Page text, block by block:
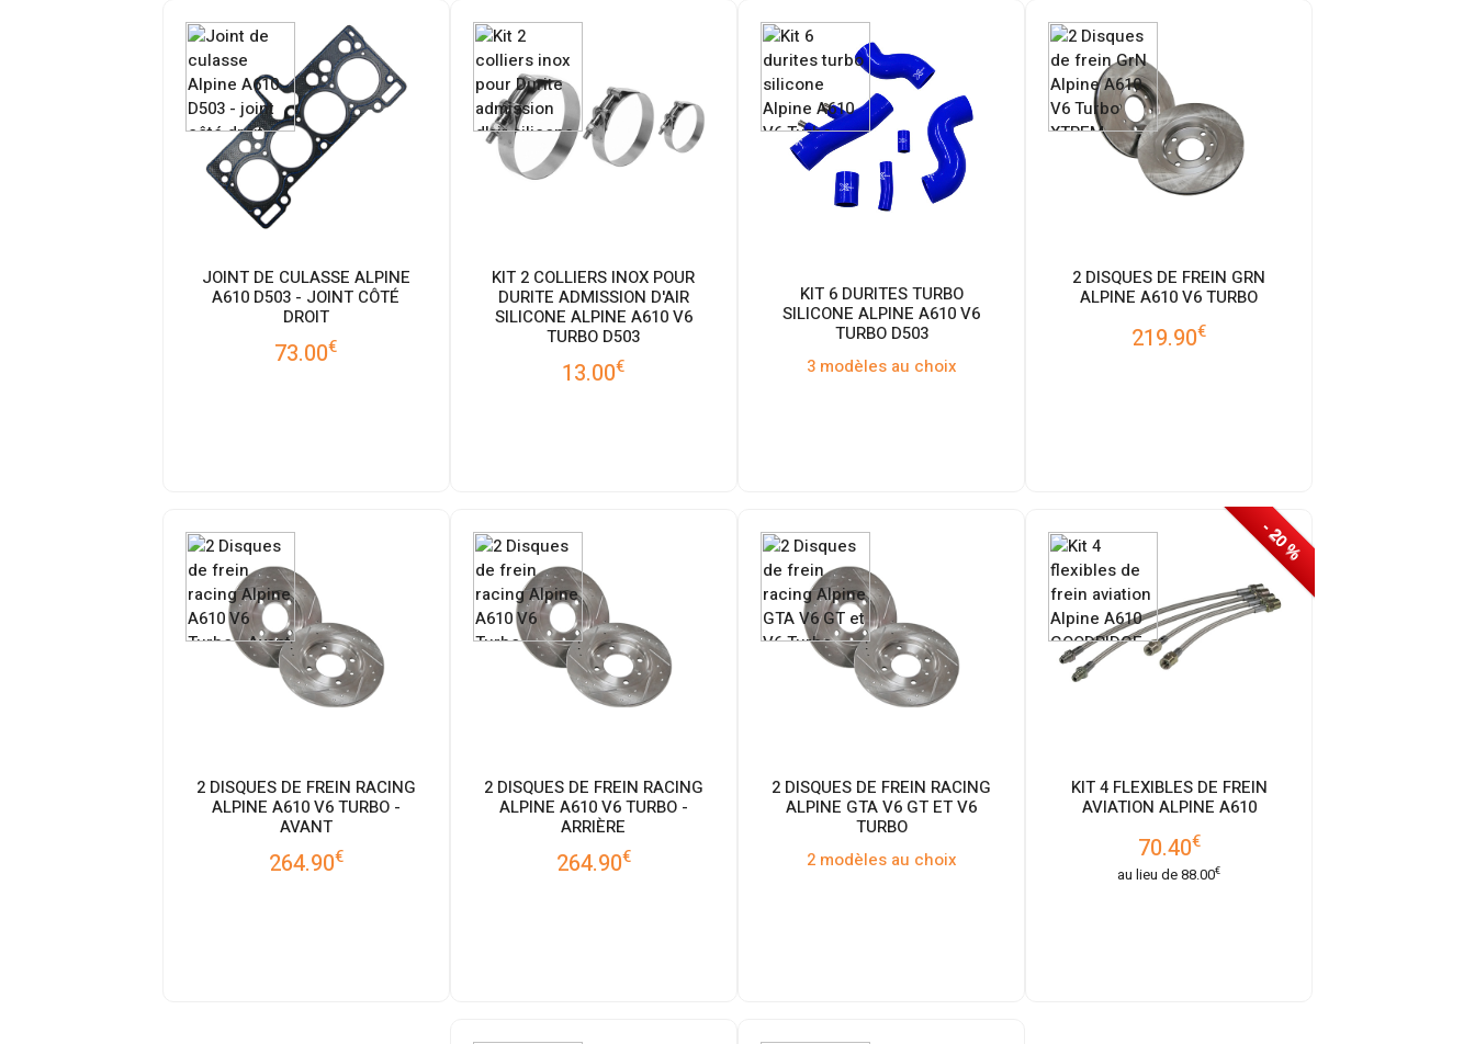
JOINT DE CULASSE ALPINE
A610 D503 - JOINT CÔTÉ
DROIT
73.00€
KIT 2 COLLIERS INOX POUR
DURITE ADMISSION D'AIR
SILICONE ALPINE A610 V6
TURBO D503
13.00€
KIT 6 DURITES TURBO
SILICONE ALPINE A610 V6
TURBO D503
3 modèles au choix
2 DISQUES DE FREIN GRN
ALPINE A610 V6 TURBO
219.90€
2 DISQUES DE FREIN RACING
ALPINE A610 V6 TURBO -
AVANT
264.90€
2 DISQUES DE FREIN RACING
ALPINE A610 V6 TURBO -
ARRIÈRE
264.90€
2 DISQUES DE FREIN RACING
ALPINE GTA V6 GT ET V6
TURBO
2 modèles au choix
- 20 %
KIT 4 FLEXIBLES DE FREIN
AVIATION ALPINE A610
70.40€
au lieu de88.00€